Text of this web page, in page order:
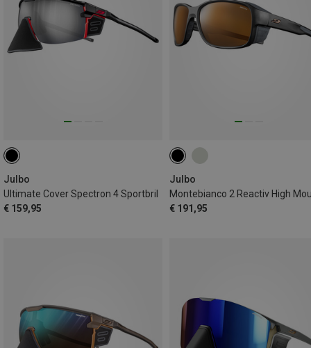
Julbo
Ultimate Cover Spectron 4 Sportbril
€ 159,95
Julbo
€ 191,95